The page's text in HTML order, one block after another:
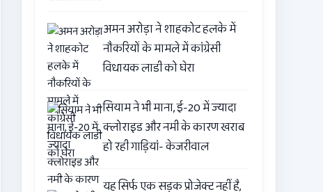
अमन अरोड़ा ने शाहकोट हलके में
नौकरियों के मामले में कांग्रेसी
विधायक लाडी को घेरा
सियाम ने भी माना, ई-20 में ज्यादा
क्लोराइड और नमी के कारण खराब
हो रही गाड़ियां- केजरीवाल
यह सिर्फ एक सड़क प्रोजेक्ट नहीं है,